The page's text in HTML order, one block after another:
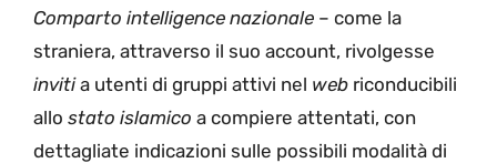
Comparto intelligence nazionale – come la
straniera, attraverso il suo account, rivolgesse
invitia utenti di gruppi attivi nel web riconducibili
allo stato islamico a compiere attentati, con
dettagliate indicazioni sulle possibili modalità di